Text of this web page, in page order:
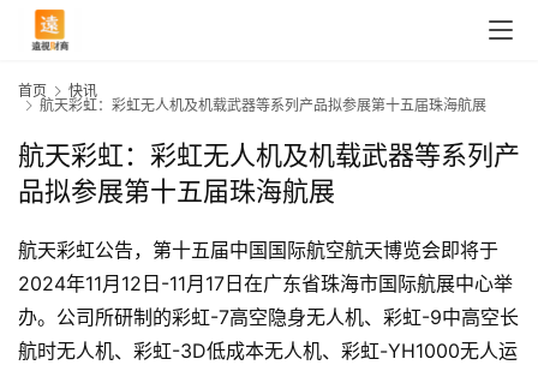
首页
快讯
航天彩虹：彩虹无人机及机载武器等系列产品拟参展第十五届珠海航展
航天彩虹：彩虹无人机及机载武器等系列产
品拟参展第十五届珠海航展
航天彩虹公告，第十五届中国国际航空航天博览会即将于
2024年11月12日-11月17日在广东省珠海市国际航展中心举
办。公司所研制的彩虹-7高空隐身无人机、彩虹-9中高空长
航时无人机、彩虹-3D低成本无人机、彩虹-YH1000无人运